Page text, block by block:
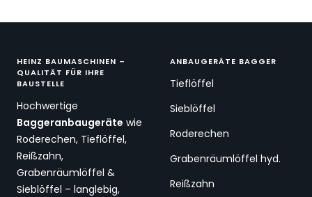
HEINZ BAUMASCHINEN –
QUALITÄT FÜR IHRE
BAUSTELLE
Hochwertige
Baggeranbaugeräte wie
Roderechen, Tieflöffel,
Reißzahn,
Grabenräumlöffel &
Sieblöffel – langlebig,
ANBAUGERÄTE BAGGER
Tieflöffel
Sieblöffel
Roderechen
Grabenräumlöffel hyd.
Reißzahn